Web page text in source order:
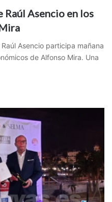
Raúl Asencio en los
Asencio participa mañana
de Alfonso Mira. Una